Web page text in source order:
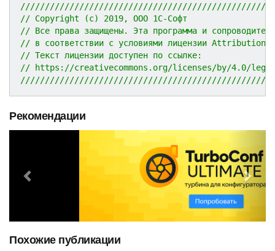
// Copyright (c) 2019, ООО 1С-Софт
// Все права защищены. Эта программа и
// в соответствии с условиями лицензии
// Текст лицензии доступен по ссылке:
// https://creativecommons.org/licenses/by/4.0/
Рекомендации
e
o
u
e
x
t
Похожие публикации